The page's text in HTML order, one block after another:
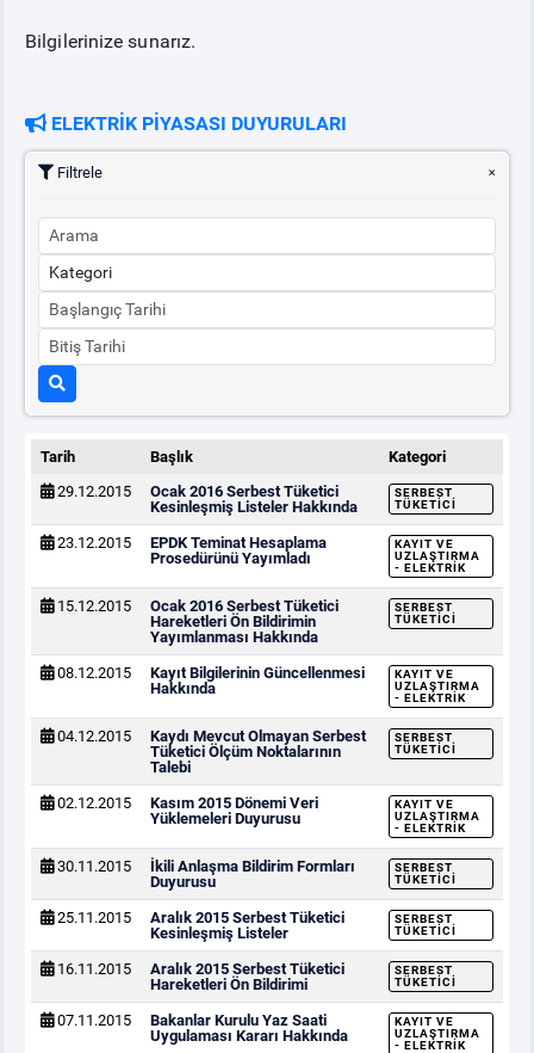
TEMİNAT
BÜLTENLER
DUYURULAR
BT HİZMET YÖNETİM SİSTEMİ POLİTİKAMIZ
Bilgilerinize sunarız.
ELEKTRİK PİYASASI DUYURULARI
Filtrele
Tarih Başlık
Kategori
29.12.2015
Ocak 2016 Serbest Tüketici
Kesinleşmiş Listeler Hakkında
SERBEST
TÜKETICI
23.12.2015
EPDK Teminat Hesaplama
Prosedürünü Yayımladı
KAYIT VE
UZLAŞTIRMA
- ELEKTRIK
15.12.2015
Ocak 2016 Serbest Tüketici
Hareketleri Ön Bildirimin
Yayımlanması Hakkında
SERBEST
TÜKETICI
08.12.2015
Kayıt Bilgilerinin Güncellenmesi
Hakkında
KAYIT VE
UZLAŞTIRMA
- ELEKTRIK
04.12.2015
Kaydı Mevcut Olmayan Serbest
Tüketici Ölçüm Noktalarının
Talebi
SERBEST
TÜKETICI
02.12.2015
Kasım 2015 Dönemi Veri
Yüklemeleri Duyurusu
KAYIT VE
UZLAŞTIRMA
- ELEKTRIK
30.11.2015
İkili Anlaşma Bildirim Formları
Duyurusu
SERBEST
TÜKETICI
25.11.2015
Aralık 2015 Serbest Tüketici
Kesinleşmiş Listeler
SERBEST
TÜKETICI
16.11.2015
Aralık 2015 Serbest Tüketici
Hareketleri Ön Bildirimi
SERBEST
TÜKETICI
07.11.2015
Bakanlar Kurulu Yaz Saati
Uygulaması Kararı Hakkında
KAYIT VE
UZLAŞTIRMA
- ELEKTRIK